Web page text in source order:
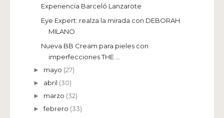
Experiencia Barceló Lanzarote
Eye Expert: realza la mirada con DEBORAH
MILANO
Nueva BB Cream para pieles con
imperfecciones THE ...
► mayo (27)
► abril (30)
► marzo (32)
►febrero (33)